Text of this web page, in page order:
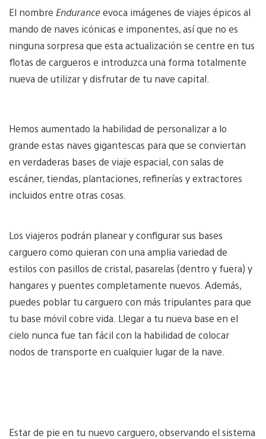
El nombre Enduranceevoca imágenes de viajes épicos al
mando de naves icónicas e imponentes, así que no es
ninguna sorpresa que esta actualización se centre en tus
flotas de cargueros e introduzca una forma totalmente
nueva de utilizar y disfrutar de tu nave capital.
Hemos aumentado la habilidad de personalizar a lo
grande estas naves gigantescas para que se conviertan
en verdaderas bases de viaje espacial, con salas de
escáner, tiendas, plantaciones, refinerías y extractores
incluidos entre otras cosas.
Los viajeros podrán planear y configurar sus bases
carguero como quieran con una amplia variedad de
estilos con pasillos de cristal, pasarelas (dentro y fuera) y
hangares y puentes completamente nuevos. Además,
puedes poblar tu carguero con más tripulantes para que
tu base móvil cobre vida. Llegar a tu nueva base en el
cielo nunca fue tan fácil con la habilidad de colocar
nodos de transporte en cualquier lugar de la nave.
Estar de pie en tu nuevo carguero, observando el sistema